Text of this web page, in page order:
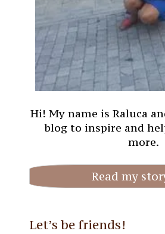
Hi! My name is Raluca
blog to inspire and
more.
Read my
Let’s be friends!